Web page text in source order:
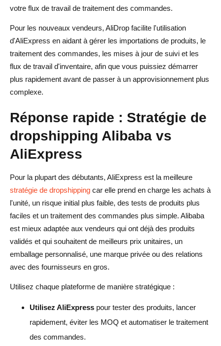
FAQ sur la stratégie de dropshipping Alibaba vs
Quelle est la meilleure stratégie de dropshipping entre
Alibaba et AliExpress ?
Alibaba ou AliExpress est-il meilleur pour les débutants
en dropshipping ?
produits ?
Alibaba est-il moins cher qu'AliExpress ?
Quand devrais-je passer d'AliExpress à Alibaba ?
Quelle plateforme est meilleure pour le dropshipping en
marque privée ?
AliExpress a-t-il un MOQ ?
Alibaba exige-t-il un MOQ ?
Alibaba ou AliExpress ?
Comment AliDrop aide-t-il au dropshipping AliExpress ?
Puis-je utiliser à la fois Alibaba et AliExpress ?
votre flux de travail de traitement des commandes.
Pour les nouveaux vendeurs, AliDrop facilite l'utilisation
d'AliExpress en aidant à gérer les importations de produits, le
traitement des commandes, les mises à jour de suivi et les
flux de travail d'inventaire, afin que vous puissiez démarrer
plus rapidement avant de passer à un approvisionnement plus
complexe.
Réponse rapide : Stratégie de
dropshipping Alibaba vs
AliExpress
Pour la plupart des débutants, AliExpress est la meilleure
stratégie de dropshipping car elle prend en charge les achats à
l'unité, un risque initial plus faible, des tests de produits plus
faciles et un traitement des commandes plus simple. Alibaba
est mieux adaptée aux vendeurs qui ont déjà des produits
validés et qui souhaitent de meilleurs prix unitaires, un
emballage personnalisé, une marque privée ou des relations
avec des fournisseurs en gros.
Utilisez chaque plateforme de manière stratégique :
Utilisez AliExpress pour tester des produits, lancer
rapidement, éviter les MOQ et automatiser le traitement
des commandes.